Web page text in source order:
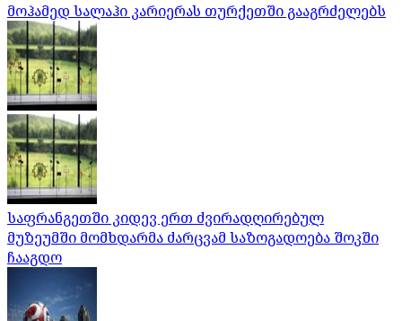
მოჰამედ სალაჰი კარიერას თურქეთში გააგრძელებს
საფრანგეთში კიდევ ერთ ძვირადღირებულ
მუზეუმში მომხდარმა ძარცვამ საზოგადოება შოკში
ჩააგდო